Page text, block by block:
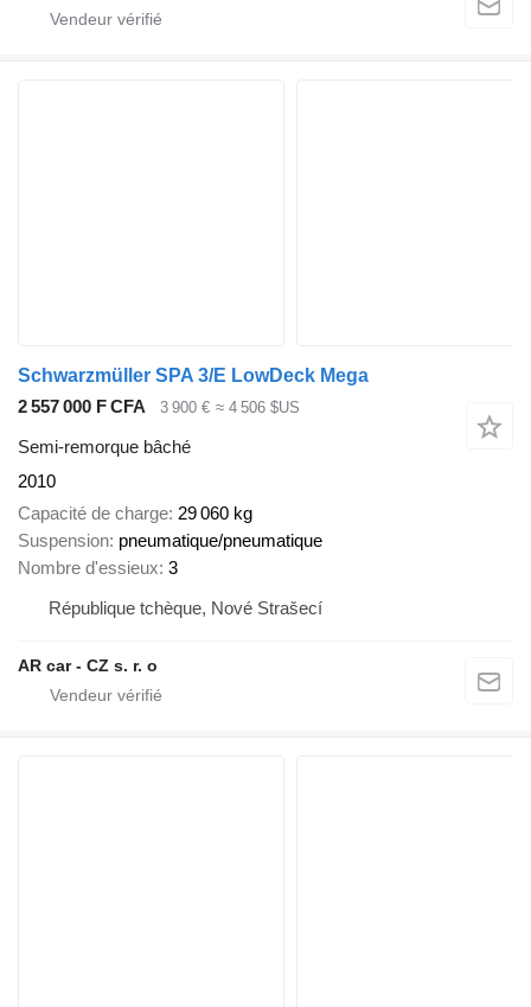
Schwarzmüller SPA 3/E LowDeck Mega
2 557 000 F CFA
3 900 € ≈ 4 506 $US
Semi-remorque bâché
2010
Capacité de charge 29 060 kg
Suspension pneumatique/pneumatique
Nombre d'essieux 3
République tchèque, Nové Strašecí
AR car - CZ s. r. o